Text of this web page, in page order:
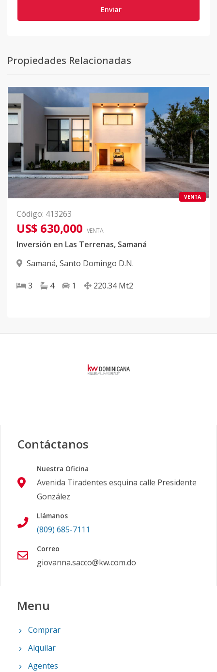
Enviar
Propiedades Relacionadas
VENTA
Código: 413263
US$ 630,000 VENTA
Inversión en Las Terrenas, Samaná
Samaná, Santo Domingo D.N.
3 4 1 220.34 Mt2
Contáctanos
Nuestra Oficina
Avenida Tiradentes esquina calle Presidente
González
Llámanos
(809) 685-7111
Correo
giovanna.sacco@kw.com.do
Menu
Comprar
Alquilar
Agentes